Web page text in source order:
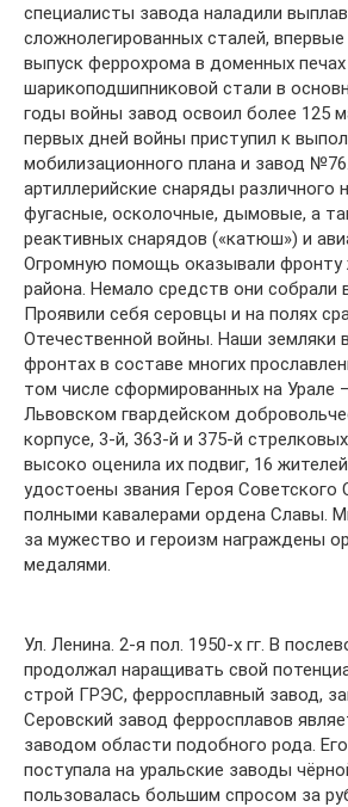
специалисты завода наладили
сложнолегированных сталей,
выпуск феррохрома в доменных печах
шарикоподшипниковой стали в
годы войны завод освоил более 125
первых дней войны приступил к
мобилизационного плана и завод
артиллерийские снаряды различного
фугасные, осколочные, дымовые, а
реактивных снарядов («катюш») и
Огромную помощь оказывали фронту
района. Немало средств они
Проявили себя серовцы и на полях
Отечественной войны. Наши земляки
фронтах в составе многих
том числе сформированных на Урале
Львовском гвардейском
корпусе, 3-й, 363-й и 375-й
высоко оценила их подвиг, 16
удостоены звания Героя Советского
полными кавалерами ордена Славы.
за мужество и героизм награждены
медалями.
Ул. Ленина. 2-я пол. 1950-х гг. В
продолжал наращивать свой
строй ГРЭС, ферросплавный завод,
Серовский завод ферросплавов
заводом области подобного рода.
поступала на уральские заводы
пользовалась большим спросом за